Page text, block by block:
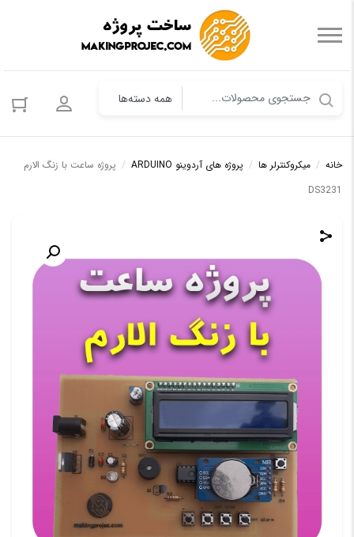
ورود به
خانه / میکروکنترلر ها / پروژه های آردوینو ARDUINO / پروژه ساعت با زنگ الارم
DS3231